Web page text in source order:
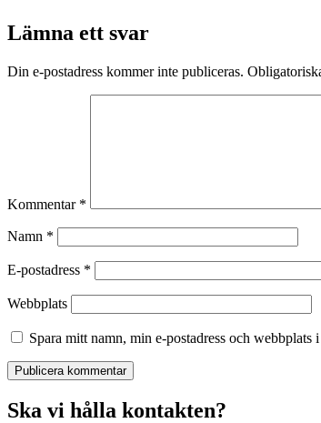
Lämna ett svar
Din e-postadress kommer inte publiceras.
Kommentar *
Namn *
E-postadress *
Webbplats
Spara mitt namn, min e-postadress och
Ska vi hålla kontakten?